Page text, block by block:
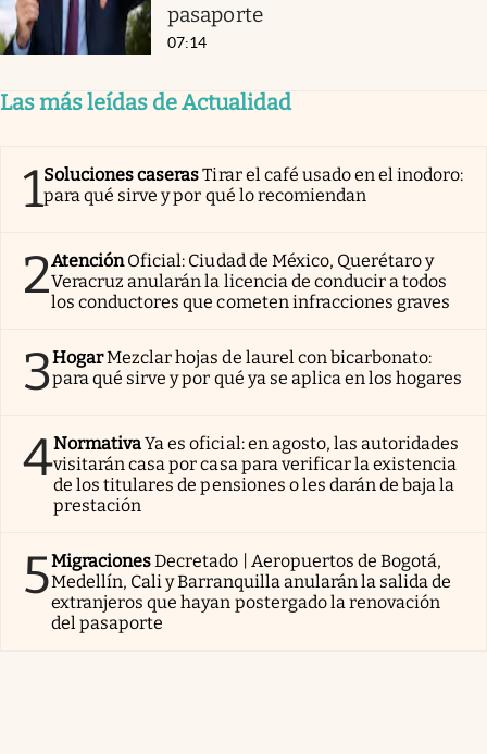
pasaporte
07:14
Las más leídas de Actualidad
1Soluciones caserasTirar el café usado en el inodoro:
para qué sirve y por qué lo recomiendan
2AtenciónOficial: Ciudad de México, Querétaro y
Veracruz anularán la licencia de conducir a todos
los conductores que cometen infracciones graves
3HogarMezclar hojas de laurel con bicarbonato:
para qué sirve y por qué ya se aplica en los hogares
4NormativaYa es oficial: en agosto, las autoridades
visitarán casa por casa para verificar la existencia
de los titulares de pensiones o les darán de baja la
prestación
5MigracionesDecretado | Aeropuertos de Bogotá,
Medellín, Cali y Barranquilla anularán la salida de
extranjeros que hayan postergado la renovación
del pasaporte